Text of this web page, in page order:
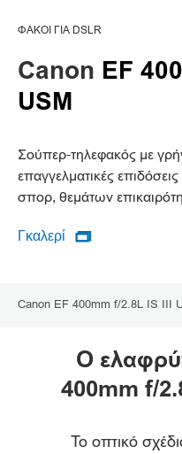
ΦΑΚΟΊ ΓΙΑ DSLR
Canon EF
USM
Σούπερ-τηλεφακός με
επαγγελματικές
σπορ, θεμάτων
Γκαλερί
Γκαλερί

Canon EF 400mm f/2.8L IS III
Επισκόπηση
Προδιαγραφές
Ο
400mm f/
Το οπτικό